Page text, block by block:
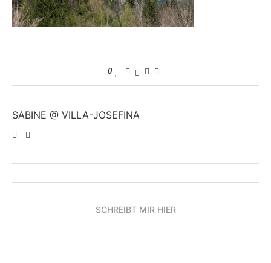
0
SABINE @ VILLA-JOSEFINA
SCHREIBT MIR HIER